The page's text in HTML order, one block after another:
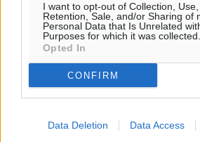
I want to opt-out of Collection, Use,
Retention, Sale, and/or Sharing of
Personal Data that Is Unrelated
Purposes for which it was collected.
Opted In
CONFIRM
Data Deletion Data Access